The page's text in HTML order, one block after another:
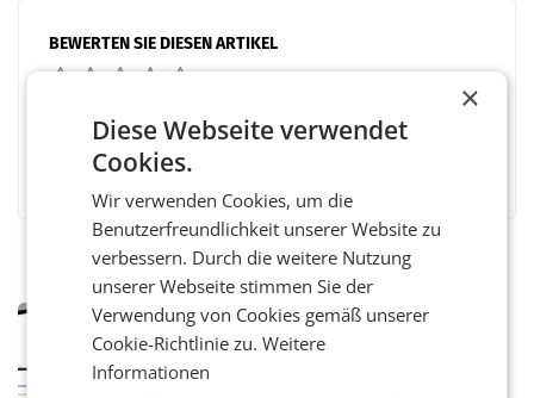
BEWERTEN SIE DIESEN ARTIKEL
FacebookTwitterMessenger
MARKETING & MEDIA
Pilnacek-U-Ausschuss - Presserat
fordert sensible Berichterstattung
×
Diese Webseite verwendet
Cookies.
Wir verwenden Cookies, um die
Benutzerfreundlichkeit unserer Website zu
verbessern. Durch die weitere Nutzung
unserer Webseite stimmen Sie der
Verwendung von Cookies gemäß unserer
Cookie-Richtlinie zu.Weitere
Informationen